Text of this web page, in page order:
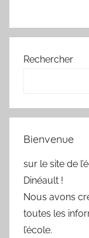
Rechercher
Bienvenue
sur le site de
Dinéault !
Nous avons
toutes les
l’école.